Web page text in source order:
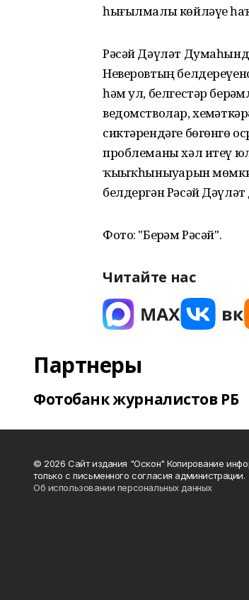
һығылмалы көйләүҙе
Рәсәй Дәүләт
Неверовтың
һәм ул, белгестәр
ведомстволар,
сиктәрендәге бөгөнгө
проблеманы хәл итеү
ҡыҙыҡһыныуҙарын
белдергән Рәсәй
Фото: "Берҙәм Рәсәй".
Читайте нас
Партнеры
Фотобанк журналистов РБ
© 2026 Сайт издания "Оскон" Копирование
только с письменного согласия администрации.
Об использовании персональных данных